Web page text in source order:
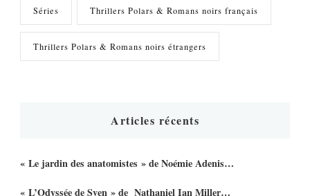
Séries Thrillers Polars & Romans noirs français
Thrillers Polars & Romans noirs étrangers
Articles récents
« Le jardin des anatomistes » de Noémie Adenis…
« L’Odyssée de Sven » de Nathaniel Ian Miller…